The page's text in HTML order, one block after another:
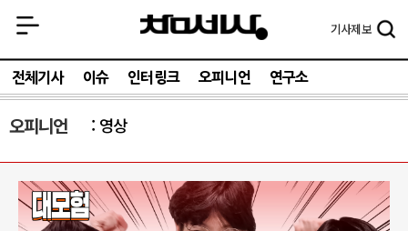
기사제보
전체기사 이슈 인터링크 오피니언 연구소
오피니언 영상